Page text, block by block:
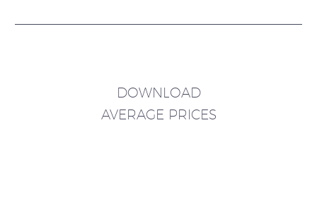
DOWNLOAD
AVERAGE PRICES